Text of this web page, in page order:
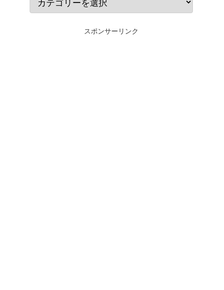
スポンサーリンク